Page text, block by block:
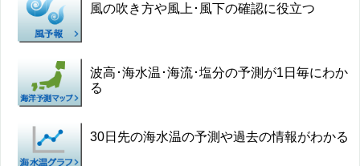
風の吹き方や風上･風下の確認に役立つ
波高･海水温･海流･塩分の予測が1日毎にわか
る
30日先の海水温の予測や過去の情報がわかる